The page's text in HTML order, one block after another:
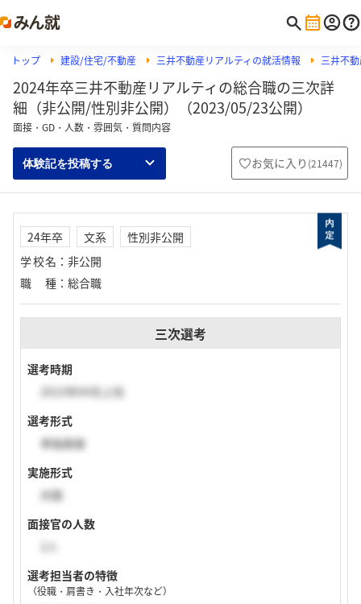
トップ 建設/住宅/不動産 三井不動産リアルティの就活情報 三井不
2024年卒三井不動産リアルティの総合職の三次詳
細（非公開/性別非公開）（2023/05/23公開）
面接・GD・人数・雰囲気・質問内容
体験記を投稿する お気に入り (21447)
24年卒 文系
性別非公開
学校名 ： 非公開
職種 ： 総合職
三次選考
選考時期
2023年04月上旬
選考形式
単独面接
実施形式
対面
面接官の人数
選考担当者の特徴
（役職・肩書き・入社年次など）